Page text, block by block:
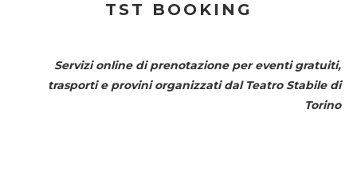
TST BOOKING
Servizi online di prenotazione per eventi gratuiti,
trasporti e provini organizzati dal Teatro Stabile di
Torino